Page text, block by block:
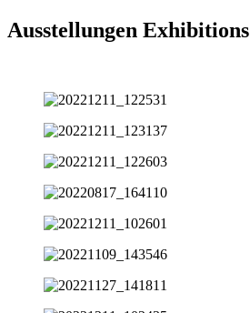
Ausstellungen Exhibitions